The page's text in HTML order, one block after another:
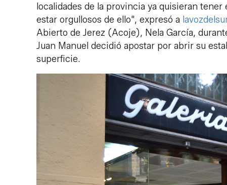
localidades de la provincia ya quisieran
estar orgullosos de ello", expresó a
Abierto de Jerez (Acoje), Nela García,
Juan Manuel decidió apostar por abrir su
superficie.